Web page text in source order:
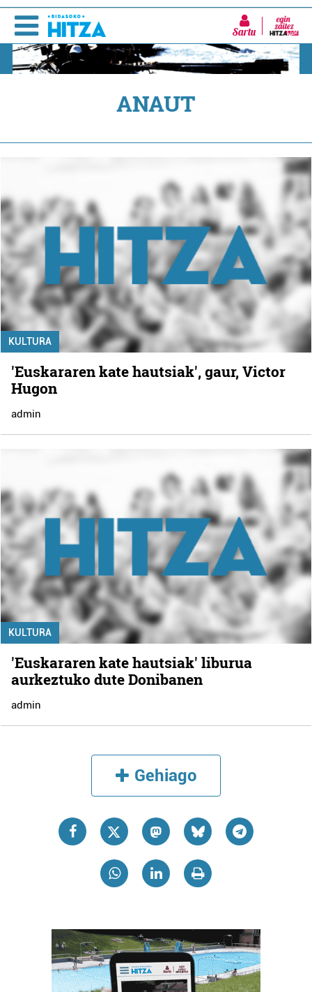
Sartu
ANAUT
KULTURA
'Euskararen kate hautsiak', gaur, Victor
Hugon
admin
KULTURA
'Euskararen kate hautsiak' liburua
aurkeztuko dute Donibanen
admin
Gehiago